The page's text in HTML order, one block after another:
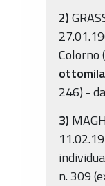
2)
Colorno
246) -
3)
n. 309